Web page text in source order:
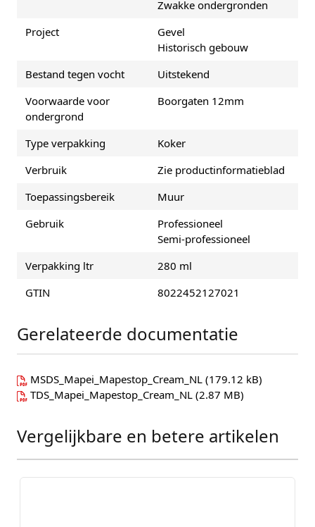
Zwakke ondergronden
Project
Gevel
Historisch gebouw
Bestand tegen vocht
Uitstekend
Voorwaarde voor
ondergrond
Boorgaten 12mm
Type verpakking
Koker
Verbruik
Zie productinformatieblad
Toepassingsbereik
Muur
Gebruik
Professioneel
Semi-professioneel
Verpakking ltr
280 ml
GTIN
8022452127021
Gerelateerde documentatie
MSDS_Mapei_Mapestop_Cream_NL (179.12 kB)
TDS_Mapei_Mapestop_Cream_NL (2.87 MB)
Press to skip carousel
Vergelijkbare en betere artikelen